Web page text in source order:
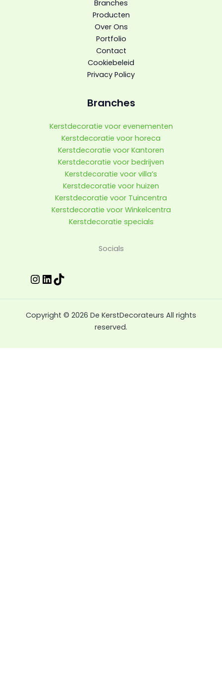
Branches
Producten
Over Ons
Portfolio
Contact
Cookiebeleid
Privacy Policy
Branches
Kerstdecoratie voor evenementen
Kerstdecoratie voor horeca
Kerstdecoratie voor Kantoren
Kerstdecoratie voor bedrijven
Kerstdecoratie voor villa’s
Kerstdecoratie voor huizen
Kerstdecoratie voor Tuincentra
Kerstdecoratie voor Winkelcentra
Kerstdecoratie specials
Socials
Copyright © 2026 De KerstDecorateurs All rights
reserved.